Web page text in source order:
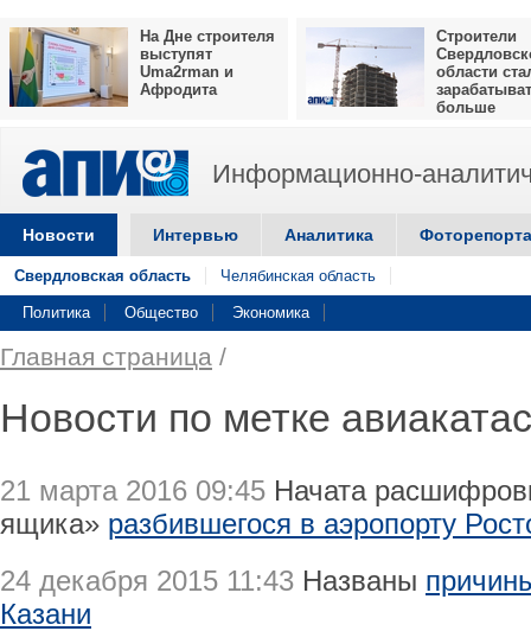
На Дне строителя
выступят
Uma2rman и
Афродита
Строители
области
больше
Информационно-
Новости Интервью Аналитика
Свердловская область Челябинская область
Политика Общество Экономика
Главная страница /
Новости по метке
21 марта 2016 09:45 Начата
ящика» разбившегося в аэропорту
24 декабря 2015 11:43 Названы
Казани